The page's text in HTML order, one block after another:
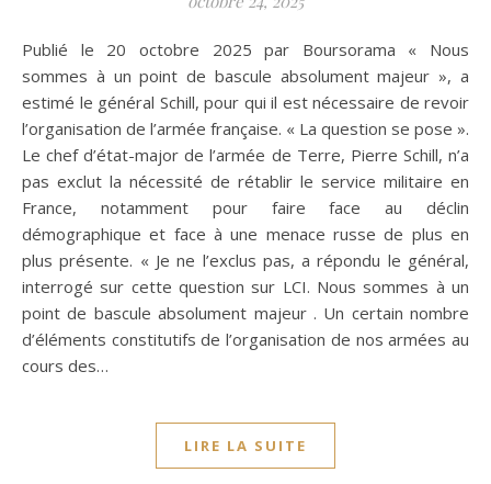
Publié le 20 octobre 2025 par Boursorama « Nous
sommes à un point de bascule absolument majeur », a
estimé le général Schill, pour qui il est nécessaire de revoir
l’organisation de l’armée française. « La question se pose ».
Le chef d’état-major de l’armée de Terre, Pierre Schill, n’a
pas exclut la nécessité de rétablir le service militaire en
France, notamment pour faire face au déclin
démographique et face à une menace russe de plus en
plus présente. « Je ne l’exclus pas, a répondu le général,
interrogé sur cette question sur LCI. Nous sommes à un
point de bascule absolument majeur . Un certain nombre
d’éléments constitutifs de l’organisation de nos armées au
cours des…
LIRE LA SUITE